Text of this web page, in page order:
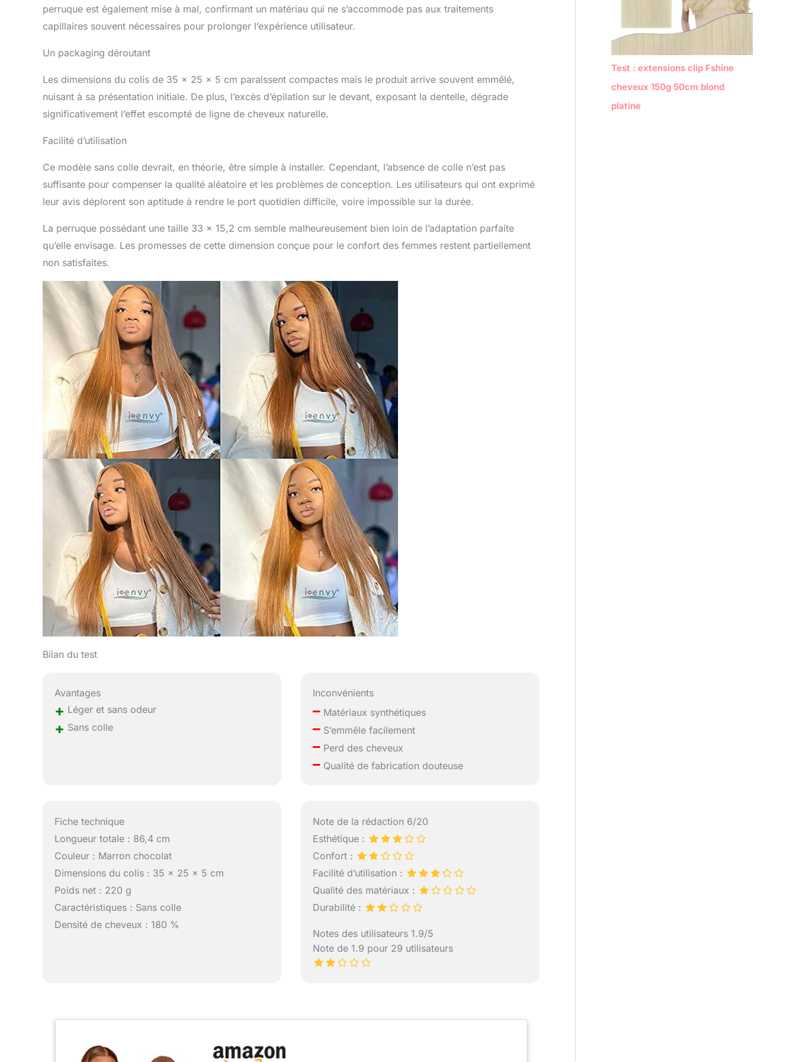
perruque est également mise à mal, confirmant un matériau qui ne s’accommode pas aux traitements
capillaires souvent nécessaires pour prolonger l’expérience utilisateur.
Un packaging déroutant
Les dimensions du colis de 35 x 25 x 5 cm paraissent compactes mais le produit arrive souvent emmêlé,
nuisant à sa présentation initiale. De plus, l’excès d’épilation sur le devant, exposant la dentelle, dégrade
significativement l’effet escompté de ligne de cheveux naturelle.
Facilité d’utilisation
Ce modèle sans colle devrait, en théorie, être simple à installer. Cependant, l’absence de colle n’est pas
suffisante pour compenser la qualité aléatoire et les problèmes de conception. Les utilisateurs qui ont exprimé
leur avis déplorent son aptitude à rendre le port quotidien difficile, voire impossible sur la durée.
La perruque possédant une taille 33 x 15,2 cm semble malheureusement bien loin de l’adaptation parfaite
qu’elle envisage. Les promesses de cette dimension conçue pour le confort des femmes restent partiellement
non satisfaites.
Bilan du test
Avantages
+ Léger et sans odeur
+ Sans colle
Inconvénients
– Matériaux synthétiques
– S’emmêle facilement
– Perd des cheveux
– Qualité de fabrication douteuse
Fiche technique
Longueur totale : 86,4 cm
Couleur : Marron chocolat
Dimensions du colis : 35 x 25 x 5 cm
Poids net : 220 g
Caractéristiques : Sans colle
Densité de cheveux : 180 %
Note de la rédaction 6/20
Esthétique :
Confort :
Facilité d’utilisation :
Qualité des matériaux :
Durabilité :
Notes des utilisateurs 1.9/5
Note de 1.9 pour 29 utilisateurs
Test : extensions clip Fshine
cheveux 150g 50cm blond
platine